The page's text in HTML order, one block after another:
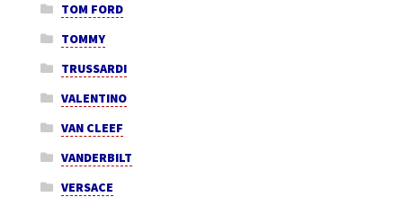
TOM FORD
TOMMY
TRUSSARDI
VALENTINO
VAN CLEEF
VANDERBILT
VERSACE